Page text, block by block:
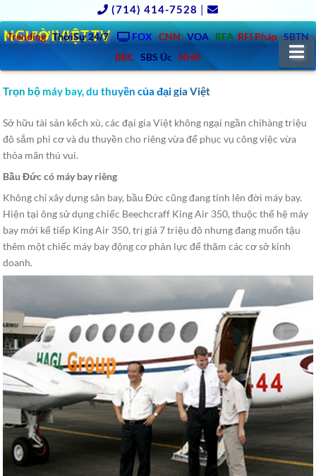
(714) 414-7528 |
Trending ThờiSự 24/7 FOX CNN VOA RFA RFI Pháp SBTN
BBC SBS Úc NHK
NGƯỜIVIỆT.TV
Trọn bộ máy bay, du thuyền của đại gia Việt
Sở hữu tài sản kếch xù, các đại gia Việt không ngại ngần chihàng triệu
đô sắm phi cơ và du thuyền cho riêng vừa để phục vụ công việc vừa
thỏa mãn thú vui.
Bầu Đức có máy bay riêng
Không chỉ xây dựng sân bay, bầu Đức cũng đang tính lên đời máy bay.
Hiện tại ông sử dụng chiếc Beechcraff King Air 350, thuộc thế hệ máy
bay mới kế tiếp King Air 350, trị giá 7 triệu đô nhưng đang muốn tậu
thêm một chiếc máy bay động cơ phản lực để thăm các cơ sở kinh
doanh.